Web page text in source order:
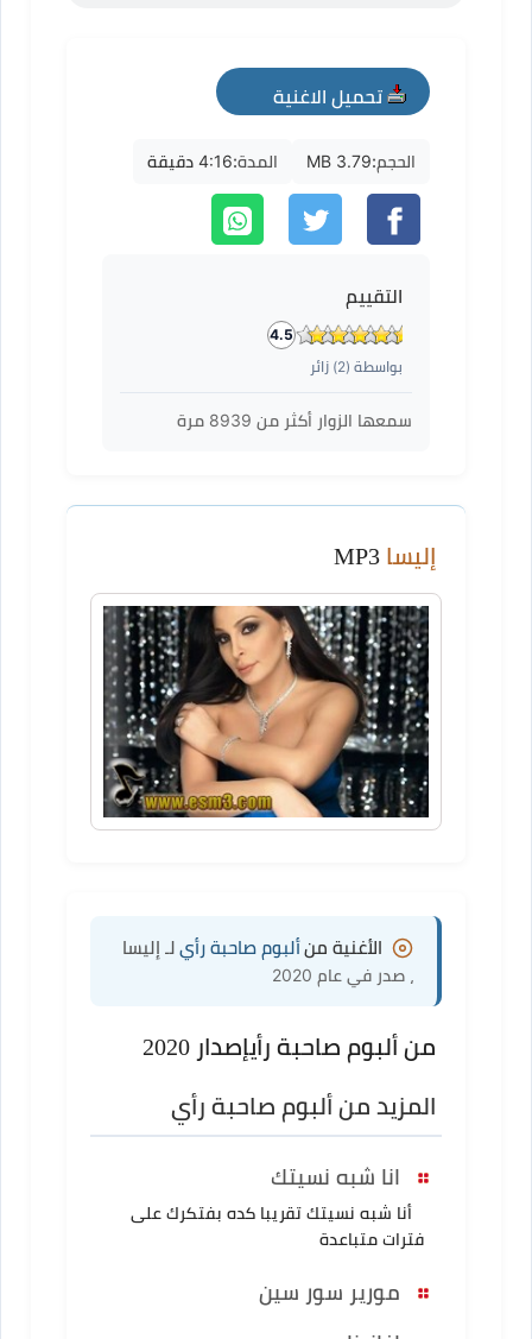
تحميل الاغنية
mp3
الحجم:3.79 MB المدة:4:16 دقيقة
التقييم
4.5
بواسطة (2) زائر
سمعها الزوار أكثر من 8939 مرة
إليسا
الأغنية منألبوم صاحبة رأي لـ إليسا
، صدر في عام 2020
من ألبوم صاحبة رأيإصدار 2020
المزيد من ألبوم صاحبة رأي
انا شبه نسيتك
أنا شبه نسيتك تقريبا كده بفتكرك على
فترات متباعدة
مورير سور سين